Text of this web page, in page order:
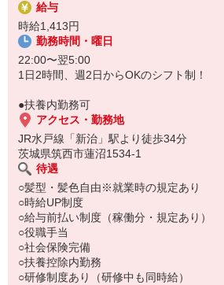
他にも、食材の調整や金銭管理、新しく入
様々なお仕事があります。
セルフオーダー、セルフ会計で、現金の受
せん。※一部店舗を除く
取り間違いもなく安心でスムーズ♪
マニュアルも用意していますので飲食店が
もちろん先輩クルーがしっかり教えてくれ
い。
給与
時給1,413円
勤務時間・曜日
22:00〜翌5:00
1日2時間、週2日からOKのシフト制！
●扶養内勤務可
アクセス・勤務地
JR水戸線「新治」駅より徒歩34分
茨城県筑西市蓮沼1534-1
待遇
○髪型・髪色自由※就業時の規定あり
○時給UP制度
○給与前払い制度（稼働分・規定あり）
○役職手当
○社会保険完備
○扶養控除内勤務
○研修制度あり（研修中も同時給）